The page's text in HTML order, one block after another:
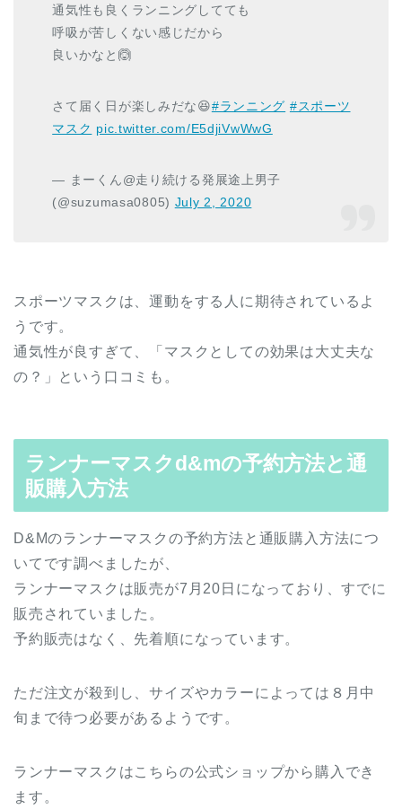
通気性も良くランニングしてても
呼吸が苦しくない感じだから
良いかなと🙆
さて届く日が楽しみだな😆#ランニング #スポーツ
マスク pic.twitter.com/E5djiVwWwG
— まーくん@走り続ける発展途上男子
(@suzumasa0805) July 2, 2020
スポーツマスクは、運動をする人に期待されているよ
うです。
通気性が良すぎて、「マスクとしての効果は大丈夫な
の？」という口コミも。
ランナーマスクd&mの予約方法と通
販購入方法
D&Mのランナーマスクの予約方法と通販購入方法につ
いてです調べましたが、
ランナーマスクは販売が7月20日になっており、すでに
販売されていました。
予約販売はなく、先着順になっています。
ただ注文が殺到し、サイズやカラーによっては８月中
旬まで待つ必要があるようです。
ランナーマスクはこちらの公式ショップから購入でき
ます。